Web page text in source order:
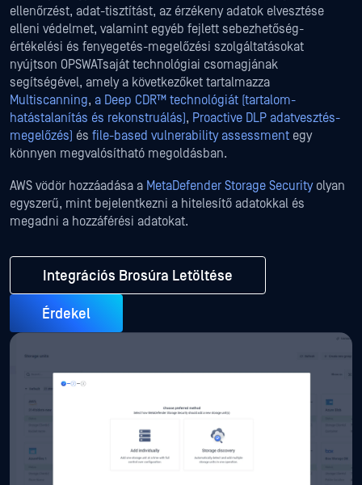
ellenőrzést, adat-tisztítást, az érzékeny adatok elvesztése
elleni védelmet, valamint egyéb fejlett sebezhetőség-
értékelési és fenyegetés-megelőzési szolgáltatásokat
nyújtson OPSWATsaját technológiai csomagjának
segítségével, amely a következőket tartalmazza
Multiscanning, a Deep CDR™ technológiát (tartalom-
hatástalanítás és rekonstruálás), Proactive DLP adatvesztés-
megelőzés) és file-based vulnerability assessment egy
könnyen megvalósítható megoldásban.
AWS vödör hozzáadása a MetaDefender Storage Securityolyan
egyszerű, mint bejelentkezni a hitelesítő adatokkal és
megadni a hozzáférési adatokat.
Integrációs Brosúra Letöltése
Érdekel